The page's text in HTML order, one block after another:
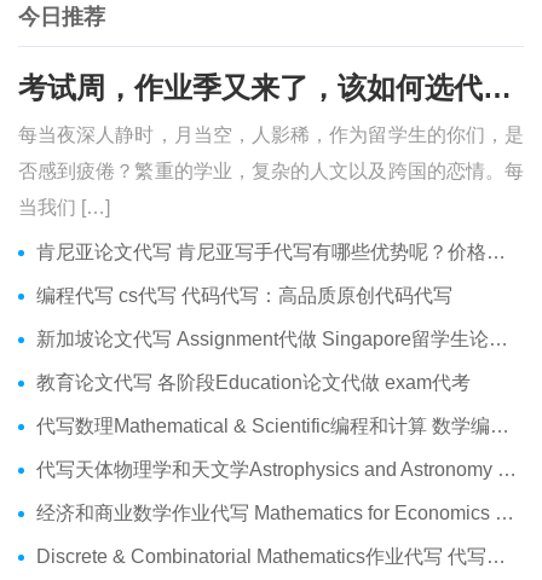
今日推荐
考试周，作业季又来了，该如何选代写？便宜的代写、代考会有哪些问题？
每当夜深人静时，月当空，人影稀，作为留学生的你们，是
否感到疲倦？繁重的学业，复杂的人文以及跨国的恋情。每
当我们 […]
肯尼亚论文代写 肯尼亚写手代写有哪些优势呢？价格便宜吗？
编程代写 cs代写 代码代写：高品质原创代码代写
新加坡论文代写 Assignment代做 Singapore留学生论文代写服务
教育论文代写 各阶段Education论文代做 exam代考
代写数理Mathematical & Scientific编程和计算 数学编程作业代做
代写天体物理学和天文学Astrophysics and Astronomy 天文学Assignment代做
经济和商业数学作业代写 Mathematics for Economics Business代做Online exam代考
Discrete & Combinatorial Mathematics作业代写 代写离散 组合数学Assignment代做